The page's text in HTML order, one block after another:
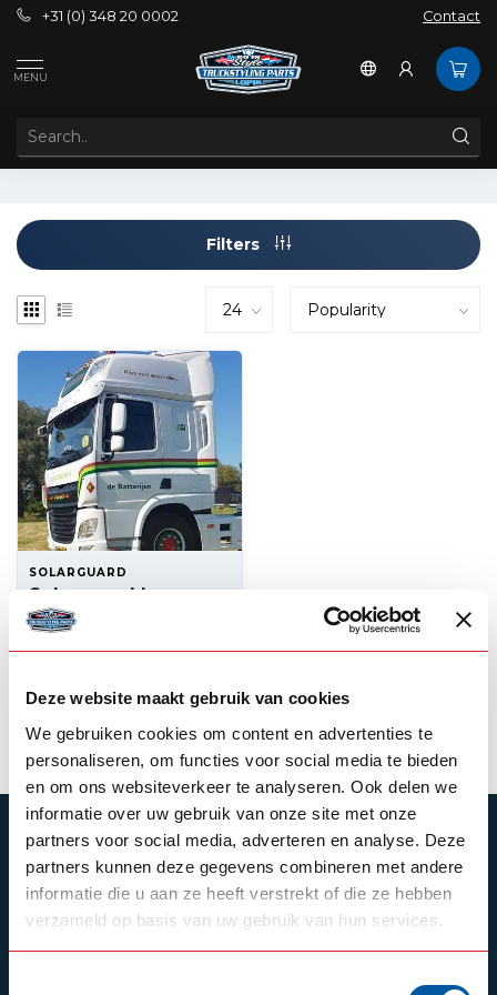
Deze website maakt gebruik van cookies
We gebruiken cookies om content en advertenties te
personaliseren, om functies voor social media te bieden
en om ons websiteverkeer te analyseren. Ook delen we
informatie over uw gebruik van onze site met onze
partners voor social media, adverteren en analyse. Deze
partners kunnen deze gegevens combineren met andere
informatie die u aan ze heeft verstrekt of die ze hebben
verzameld op basis van uw gebruik van hun services.
+31 (0) 348 20 0002 Contact
MENU
Filters
SOLARGUARD
Solarguard bumper
spoiler DAF CF
SUBSCRIBE TO OUR NEWSLETTER
Stay up to date with our latest offers